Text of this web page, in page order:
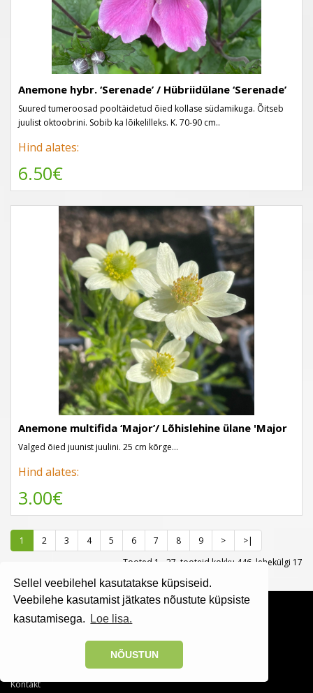
Sellel veebilehel kasutatakse küpsiseid.
Veebilehe kasutamist jätkates nõustute küpsiste
kasutamisega.
Loe lisa.
NÕUSTUN
Anemone hybr. ‘Serenade’ / Hübriidülane ‘Serenade’
Suured tumeroosad pooltäidetud õied kollase südamikuga. Õitseb
juulist oktoobrini. Sobib ka lõikelilleks. K. 70-90 cm..
Hind alates:
6.50€
Anemone multifida ‘Major’/ Lõhislehine ülane 'Major
Valged õied juunist juulini. 25 cm kõrge...
Hind alates:
3.00€
1 2 3 4 5 6 7 8 9 >
>|
Tooted 1 - 27, tooteid kokku 446, lehekülgi 17
Lisainformatsioon:
Kontakt